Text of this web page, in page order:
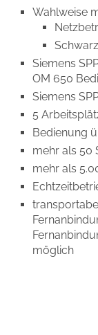
Wahlweise
Siemens
OM 650
Siemens
5
Bedienung
mehr als 50
mehr als
möglich